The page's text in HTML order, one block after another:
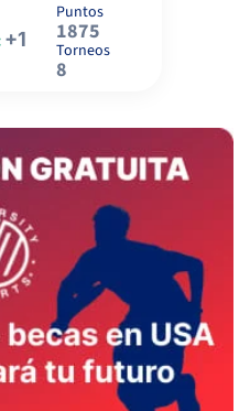
+1
Puntos
1875
Torneos
8